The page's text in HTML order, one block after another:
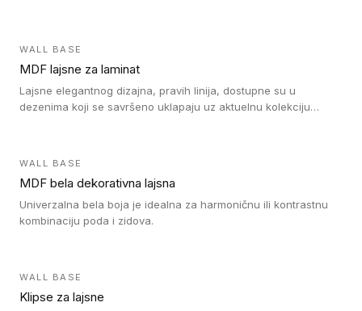
WALL BASE
MDF lajsne za laminat
Lajsne elegantnog dizajna, pravih linija, dostupne su u
dezenima koji se savršeno uklapaju uz aktuelnu kolekciju
WALL BASE
MDF bela dekorativna lajsna
Univerzalna bela boja je idealna za harmoničnu ili kontrastnu
kombinaciju poda i zidova.
WALL BASE
Klipse za lajsne